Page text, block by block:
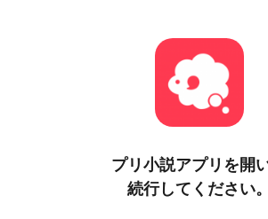
プリ小説アプリを開
続行してください。